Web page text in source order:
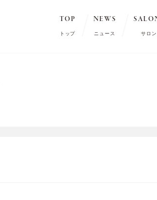
TOP
トップ
NEWS
ニュース サロ